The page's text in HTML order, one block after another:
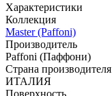
Характеристики
Коллекция
Master (Paffoni)
Производитель
Paffoni (Паффони)
Страна производителя
ИТАЛИЯ
Поверхность